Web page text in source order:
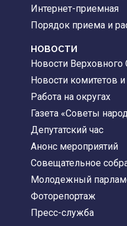
Интернет-приемная
Порядок приема и
НОВОСТИ
Новости Верховного
Новости комитетов
Работа на округах
Газета «Советы
Депутатский час
Анонс мероприятий
Совещательное
Молодежный
Фоторепортаж
Пресс-служба